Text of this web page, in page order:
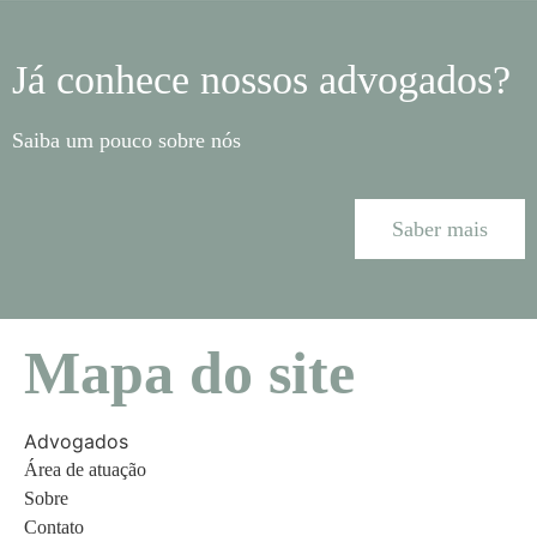
Já conhece nossos advogados?
Saiba um pouco sobre nós
Saber mais
Mapa do site
Advogados
Área de atuação
Sobre
Contato